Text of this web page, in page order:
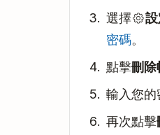
選擇
密碼。
點擊刪除
輸入您的
再次點擊